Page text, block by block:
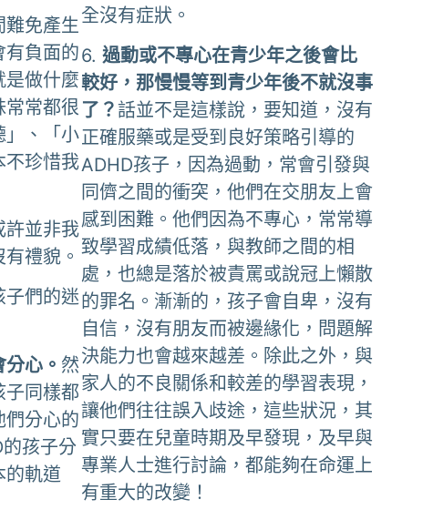
免產生
有負面的
是做什麼
常常都很
」、「小
不珍惜我
許並非我
禮貌。
子們的迷
心。 然
子同樣都
們分心的
孩子分
的軌道
全沒有症狀。
6. 過動或不專心在青少年之後會比
較好，那慢慢等到青少年後不就沒事
了？話並不是這樣說，要知道，沒有
正確服藥或是受到良好策略引導的
ADHD孩子，因為過動，常會引發與
同儕之間的衝突，他們在交朋友上會
感到困難。他們因為不專心，常常導
致學習成績低落，與教師之間的相
處，也總是落於被責罵或說冠上懶散
的罪名。漸漸的，孩子會自卑，沒有
自信，沒有朋友而被邊緣化，問題解
決能力也會越來越差。除此之外，與
家人的不良關係和較差的學習表現，
讓他們往往誤入歧途，這些狀況，其
實只要在兒童時期及早發現，及早與
專業人士進行討論，都能夠在命運上
有重大的改變！